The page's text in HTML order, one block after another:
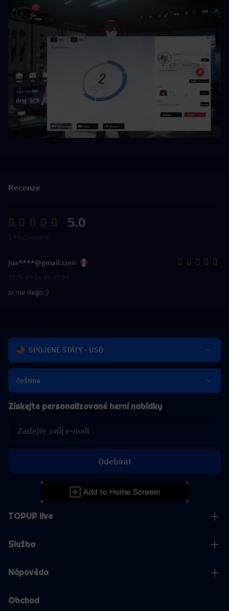
Recenze
5.0
jua****@gmail.com
si me llego :)
SPOJENÉ STÁTY - USD
čeština
TOPUP live
Služba
Nápověda
Obchod
Získejte personalizované herní nabídky
Odebírat